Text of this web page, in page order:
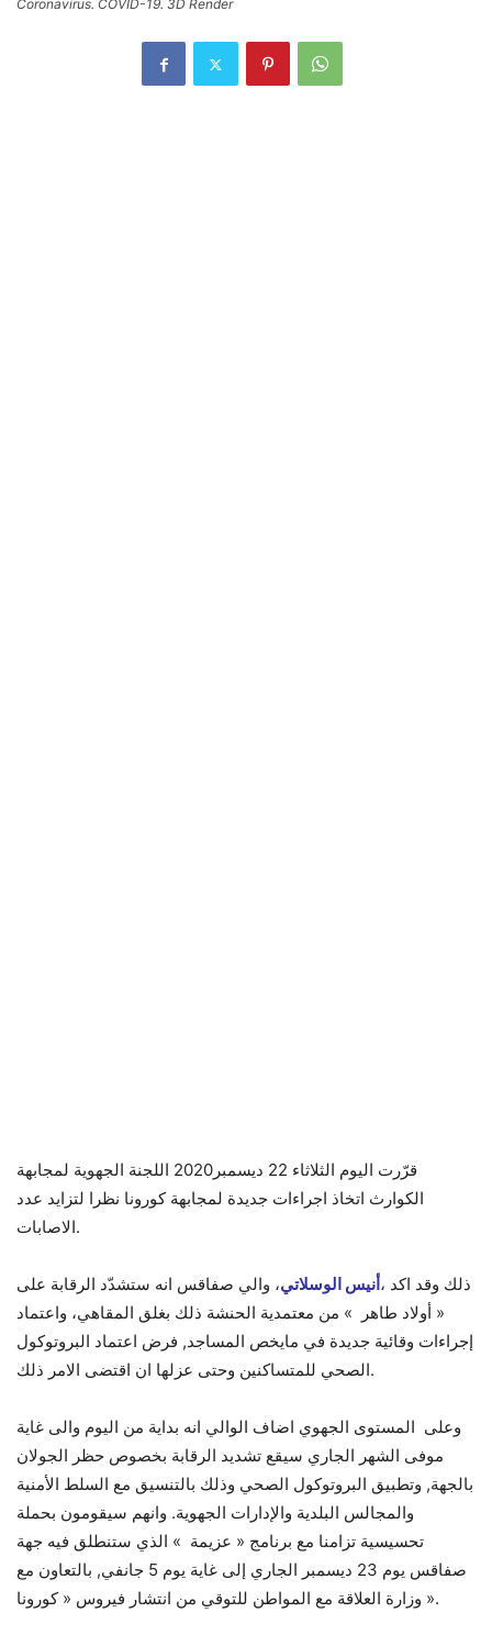
Coronavirus. COVID-19. 3D Render
قرّرت اليوم الثلاثاء 22 ديسمبر2020 اللجنة الجهوية لمجابهة
الكوارث اتخاذ اجراءات جديدة لمجابهة كورونا نظرا لتزايد عدد
الاصابات.
ذلك وقد اكد ،أنيس الوسلاتي، والي صفاقس انه ستشدّد الرقابة على
« أولاد طاهر » من معتمدية الحنشة ذلك بغلق المقاهي، واعتماد
إجراءات وقائية جديدة في مايخص المساجد, فرض اعتماد البروتوكول
الصحي للمتساكنين وحتى عزلها ان اقتضى الامر ذلك.
وعلى المستوى الجهوي اضاف الوالي انه بداية من اليوم والى غاية
موفى الشهر الجاري سيقع تشديد الرقابة بخصوص حظر الجولان
بالجهة, وتطبيق البروتوكول الصحي وذلك بالتنسيق مع السلط الأمنية
والمجالس البلدية والإدارات الجهوية. وانهم سيقومون بحملة
تحسيسية تزامنا مع برنامج « عزيمة » الذي ستنطلق فيه جهة
صفاقس يوم 23 ديسمبر الجاري إلى غاية يوم 5 جانفي, بالتعاون مع
وزارة العلاقة مع المواطن للتوقي من انتشار فيروس « كورونا ».